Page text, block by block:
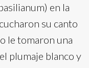
en la
su canto
le tomaron una
plumaje blanco y